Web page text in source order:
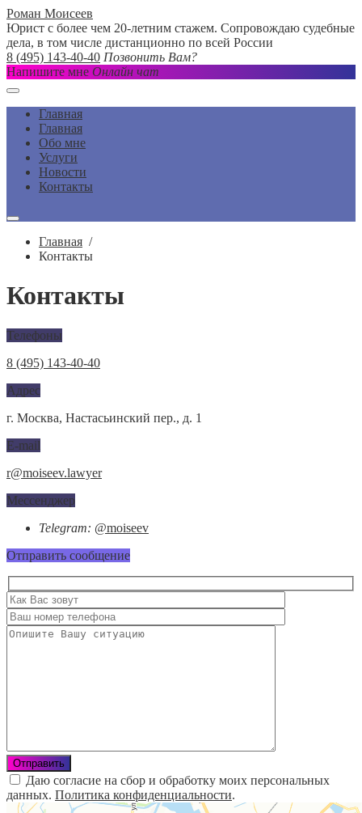
Роман Моисеев
Юрист с более чем 20-летним стажем. Сопровождаю судебные
дела, в том числе дистанционно по всей России
8 (495) 143-40-40 Позвонить Вам?
Напишите мне Онлайн чат
Главная
Главная
Обо мне
Услуги
Новости
Контакты
Главная /
Контакты
Контакты
Телефоны
8 (495) 143-40-40
Адрес
г. Москва, Настасьинский пер., д. 1
E-mail
r@moiseev.lawyer
Мессенджер
Telegram: @moiseev
Отправить сообщение
Даю согласие на сбор и обработку моих персональных
данных. Политика конфиденциальности.